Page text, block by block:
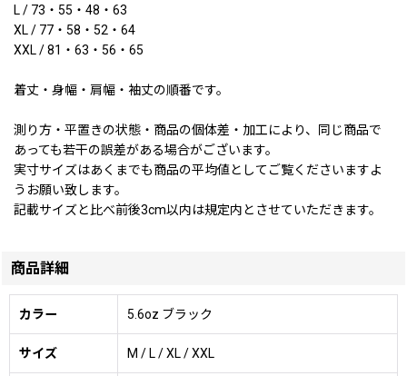
L / 73・55・48・63
XL / 77・58・52・64
XXL / 81・63・56・65
着丈・身幅・肩幅・袖丈の順番です。
測り方・平置きの状態・商品の個体差・加工により、同じ商品で
あっても若干の誤差がある場合がございます。
実寸サイズはあくまでも商品の平均値としてご覧くださいますよ
うお願い致します。
記載サイズと比べ前後3cm以内は規定内とさせていただきます。
商品詳細
カラー 5.6oz ブラック
サイズ M / L / XL / XXL